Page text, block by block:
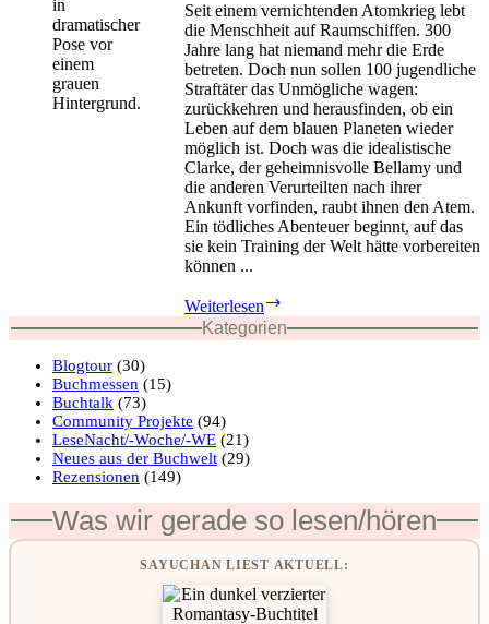
Seit einem vernichtenden Atomkrieg lebt
die Menschheit auf Raumschiffen. 300
Jahre lang hat niemand mehr die Erde
betreten. Doch nun sollen 100 jugendliche
Straftäter das Unmögliche wagen:
zurückkehren und herausfinden, ob ein
Leben auf dem blauen Planeten wieder
möglich ist. Doch was die idealistische
Clarke, der geheimnisvolle Bellamy und
die anderen Verurteilten nach ihrer
Ankunft vorfinden, raubt ihnen den Atem.
Ein tödliches Abenteuer beginnt, auf das
sie kein Training der Welt hätte vorbereiten
können ...
Weiterlesen
100
von
Kategorien
Blogtour (30)
Buchmessen (15)
Buchtalk (73)
Community Projekte (94)
LeseNacht/-Woche/-WE (21)
Neues aus der Buchwelt (29)
Rezensionen (149)
Was wir gerade so lesen/hören
SAYUCHAN LIEST AKTUELL: